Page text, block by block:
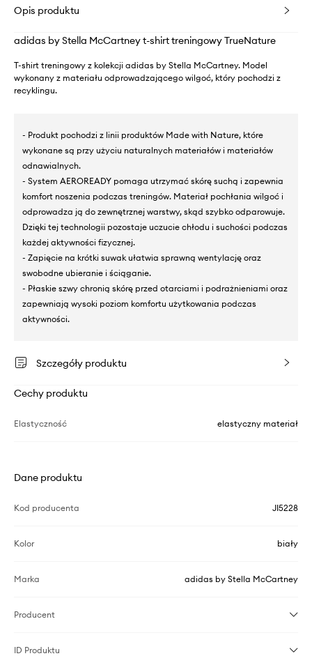
Opis produktu
adidas by Stella McCartney t-shirt treningowy TrueNature
T-shirt treningowy z kolekcji adidas by Stella McCartney. Model
wykonany z materiału odprowadzającego wilgoć, który pochodzi z
recyklingu.
- Produkt pochodzi z linii produktów Made with Nature, które
wykonane są przy użyciu naturalnych materiałów i materiałów
odnawialnych.
- System AEROREADY pomaga utrzymać skórę suchą i zapewnia
komfort noszenia podczas treningów. Materiał pochłania wilgoć i
odprowadza ją do zewnętrznej warstwy, skąd szybko odparowuje.
Dzięki tej technologii pozostaje uczucie chłodu i suchości podczas
każdej aktywności fizycznej.
- Zapięcie na krótki suwak ułatwia sprawną wentylację oraz
swobodne ubieranie i ściąganie.
- Płaskie szwy chronią skórę przed otarciami i podrażnieniami oraz
zapewniają wysoki poziom komfortu użytkowania podczas
aktywności.
Szczegóły produktu
Cechy produktu
Elastyczność elastyczny materiał
Dane produktu
Kod producenta JI5228
Kolor biały
Marka adidas by Stella McCartney
Producent
ID Produktu